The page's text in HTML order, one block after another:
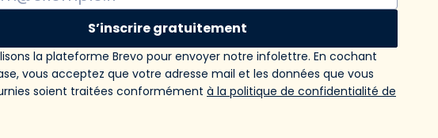
S’inscrire gratuitement
la plateforme Brevo pour envoyer notre infolettre. En cochant
vous acceptez que votre adresse mail et les données que vous
soient traitées conformément à la politique de confidentialité de